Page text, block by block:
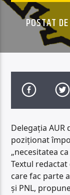
POSTAT DE
Delegația AUR
poziționat
„necesitatea
Textul
care fac parte
și PNL,